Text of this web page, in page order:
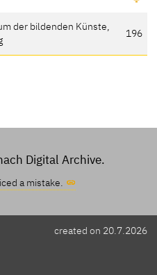
der bildenden Künste,
196
Digital Archive.
a mistake.
created on 20.7.2026